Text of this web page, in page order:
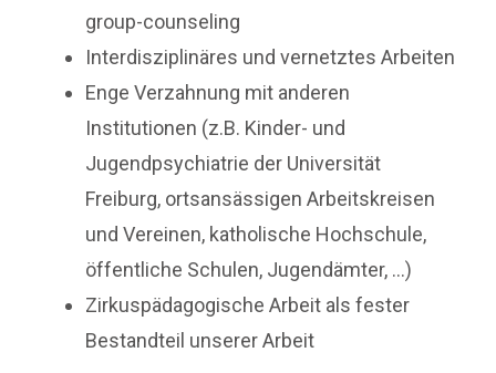
group-counseling
Interdisziplinäres und vernetztes Arbeiten
Enge Verzahnung mit anderen
Institutionen (z.B. Kinder- und
Jugendpsychiatrie der Universität
Freiburg, ortsansässigen Arbeitskreisen
und Vereinen, katholische Hochschule,
öffentliche Schulen, Jugendämter, …)
Zirkuspädagogische Arbeit als fester
Bestandteil unserer Arbeit